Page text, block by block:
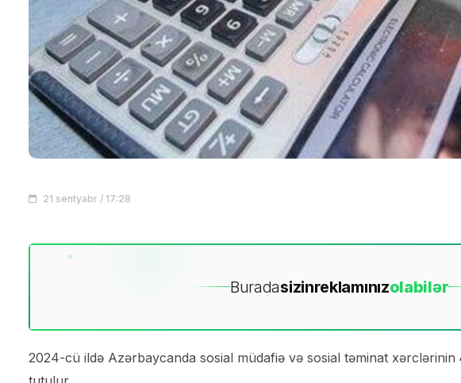
21 sentyabr / 17:28
Buradasizinreklamınızolabilər
2024-cü ildə Azərbaycanda sosial müdafiə və sosial təminat xərclərinin